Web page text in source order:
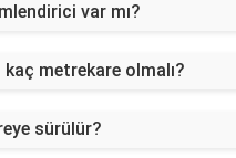
var mı?
metrekare olmalı?
sürülür?